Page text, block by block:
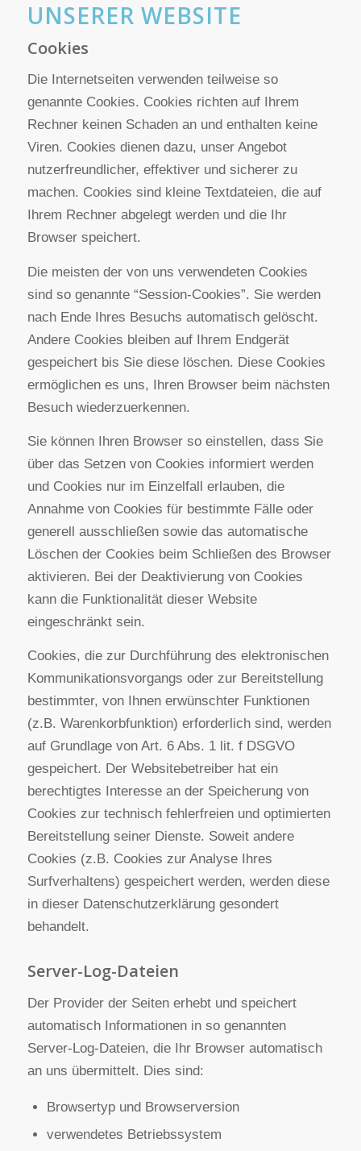
Informationsmaterialien wird hiermit
sich ausdrücklich rechtliche Schritte im Falle der
unverlangten Zusendung von Werbeinformationen,
etwa durch Spam-E-Mails, vor.
3. DATENERFASSUNG AUF
UNSERER WEBSITE
Cookies
Die Internetseiten verwenden teilweise so
genannte Cookies. Cookies richten auf Ihrem
Rechner keinen Schaden an und enthalten keine
Viren. Cookies dienen dazu, unser Angebot
nutzerfreundlicher, effektiver und sicherer zu
machen. Cookies sind kleine Textdateien, die auf
Ihrem Rechner abgelegt werden und die Ihr
Browser speichert.
Die meisten der von uns verwendeten Cookies
sind so genannte “Session-Cookies”. Sie werden
nach Ende Ihres Besuchs automatisch gelöscht.
Andere Cookies bleiben auf Ihrem Endgerät
gespeichert bis Sie diese löschen. Diese Cookies
ermöglichen es uns, Ihren Browser beim nächsten
Besuch wiederzuerkennen.
Sie können Ihren Browser so einstellen, dass Sie
über das Setzen von Cookies informiert werden
und Cookies nur im Einzelfall erlauben, die
Annahme von Cookies für bestimmte Fälle oder
generell ausschließen sowie das automatische
Löschen der Cookies beim Schließen des Browser
aktivieren. Bei der Deaktivierung von Cookies
kann die Funktionalität dieser Website
eingeschränkt sein.
Cookies, die zur Durchführung des elektronischen
Kommunikationsvorgangs oder zur Bereitstellung
bestimmter, von Ihnen erwünschter Funktionen
(z.B. Warenkorbfunktion) erforderlich sind, werden
auf Grundlage von Art. 6 Abs. 1 lit. f DSGVO
Cookies zur technisch fehlerfreien und optimierten
Bereitstellung seiner Dienste. Soweit andere
Cookies (z.B. Cookies zur Analyse Ihres
Surfverhaltens) gespeichert werden, werden diese
in dieser Datenschutzerklärung gesondert
Server-Log-Dateien